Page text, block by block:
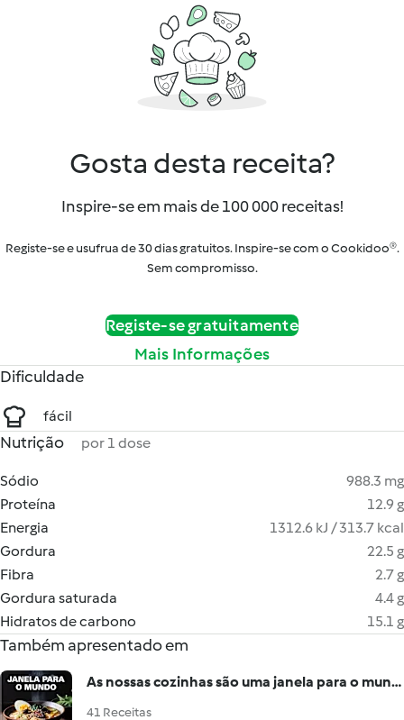
Gosta desta receita?
Inspire-se em mais de 100 000 receitas!
Registe-se e usufrua de 30 dias gratuitos. Inspire-se com o Cookidoo®.
Sem compromisso.
Registe-se gratuitamente
Mais Informações
Dificuldade
fácil
Nutrição por 1 dose
Sódio
988.3 mg
Proteína
12.9 g
Energia
1312.6 kJ / 313.7 kcal
Gordura
22.5 g
Fibra
2.7 g
Gordura saturada
4.4 g
Hidratos de carbono
15.1 g
Também apresentado em
As nossas cozinhas são uma janela para o mundo
41 Receitas